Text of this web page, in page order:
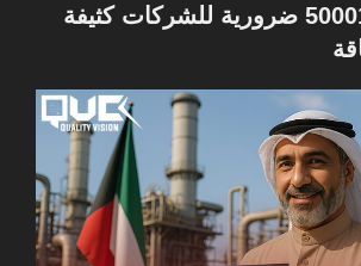
شهادة الايزو 50001 ضرورية للشركات كثيفة